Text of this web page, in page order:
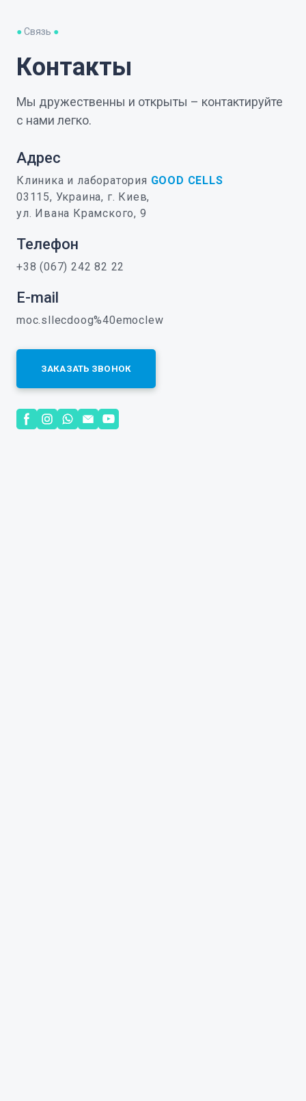
●Связь ●
Контакты
Мы дружественны и открыты – контактируйте
с нами легко.
Адрес
Клиника и лаборатория GOOD CELLS
03115, Украина, г. Киев,
ул. Ивана Крамского, 9
Телефон
+38 (067) 242 82 22
E-mail
moc.sllecdoog%40emoclew
ЗАКАЗАТЬ ЗВОНОК